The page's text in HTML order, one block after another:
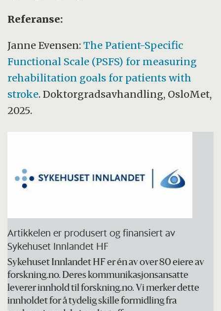
Referanse:
Janne Evensen:The Patient-Specific
Functional Scale (PSFS) for measuring
rehabilitation goals for patients with
stroke. Doktorgradsavhandling, OsloMet,
2025.
Artikkelen er produsert og finansiert av
Sykehuset Innlandet HF
Sykehuset Innlandet HF er én av over 80 eiere av
forskning.no. Deres kommunikasjonsansatte
leverer innhold til forskning.no. Vi merker dette
innholdet for å tydelig skille formidling fra